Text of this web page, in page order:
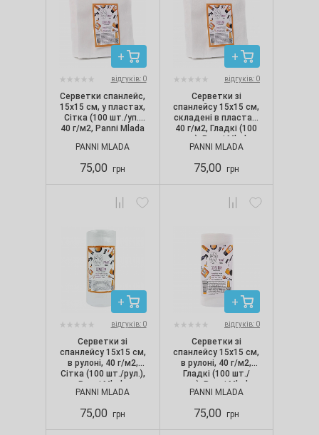
відгуків: 0
Серветки спанлейс,
15х15 см, у пластах,
Сітка (100 шт./уп.)
40 г/м2, Panni Mlada
PANNI MLADA
75,00 грн
відгуків: 0
Серветки зі
спанлейсу 15х15 см,
складені в пластах,
40 г/м2, Гладкі (100
шт.), Panni Mlada
PANNI MLADA
75,00 грн
відгуків: 0
Серветки зі
спанлейсу 15х15 см,
в рулоні, 40 г/м2,
Сітка (100 шт./рул.),
Panni Mlada
PANNI MLADA
75,00 грн
відгуків: 0
Серветки зі
спанлейсу 15х15 см,
в рулоні, 40 г/м2,
Гладкі (100 шт./
рул.), Panni Mlada
PANNI MLADA
75,00 грн